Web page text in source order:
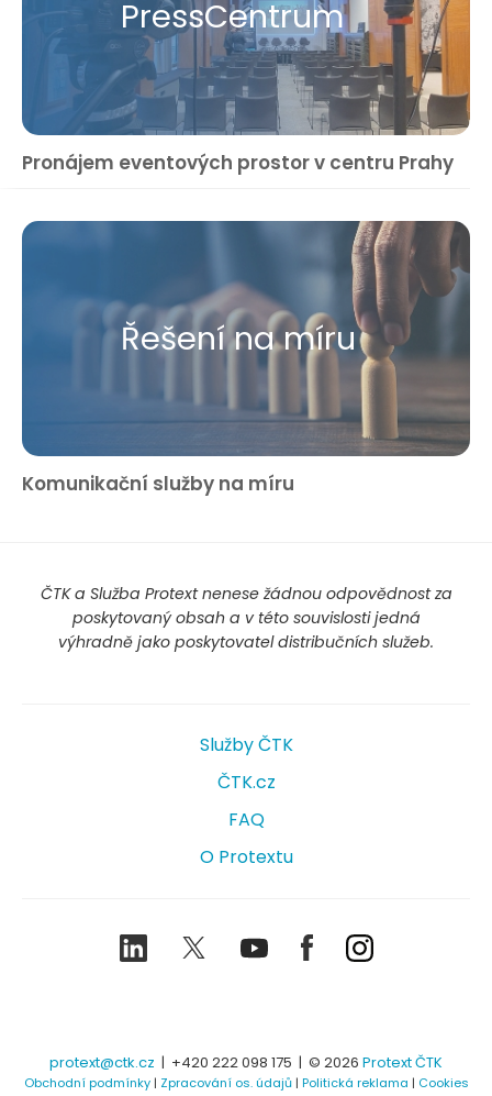
Press​Centrum
Pronájem eventových prostor v centru Prahy
Řešení na míru
Komunikační služby na míru
ČTK a Služba Protext nenese žádnou odpovědnost za
poskytovaný obsah a v této souvislosti jedná
výhradně jako poskytovatel distribučních služeb.
Služby ČTK
ČTK.cz
FAQ
O Protextu
LinkedIn TwitterYoutubeFacebookInstagram
protext@ctk.cz | +420 222 098 175 | © 2026 Protext ČTK
Obchodní podmínky| Zpracování os. údajů| Politická reklama | Cookies